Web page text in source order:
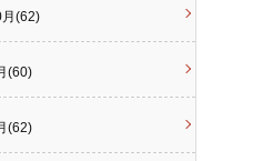
(62)
(60)
(62)